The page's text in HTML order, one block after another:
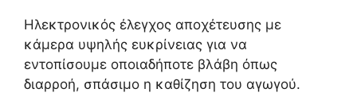
Ηλεκτρονικός έλεγχος αποχέτευσης με
κάμερα υψηλής ευκρίνειας για να
εντοπίσουμε οποιαδήποτε βλάβη όπως
διαρροή, σπάσιμο η καθίζηση του αγωγού.